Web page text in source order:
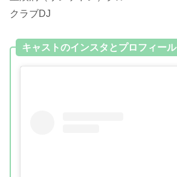
クラブDJ
キャストのインスタとプロフィール